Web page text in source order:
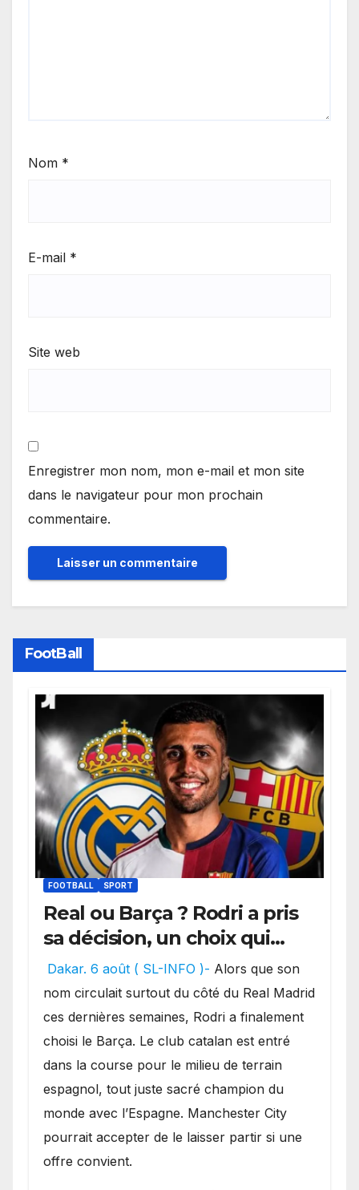
Nom *
E-mail *
Site web
Enregistrer mon nom, mon e-mail et mon site
dans le navigateur pour mon prochain
commentaire.
FootBall
FOOTBALL SPORT
Real ou Barça ? Rodri a pris
sa décision, un choix qui
pourrait faire grand bruit
sur le marché des
transferts.
Dakar. 6 août ( SL-INFO )- Alors que son
nom circulait surtout du côté du Real Madrid
ces dernières semaines, Rodri a finalement
choisi le Barça. Le club catalan est entré
dans la course pour le milieu de terrain
espagnol, tout juste sacré champion du
monde avec l’Espagne. Manchester City
pourrait accepter de le laisser partir si une
offre convient.